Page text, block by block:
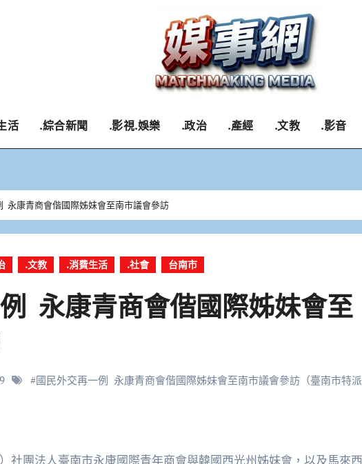
活 .綜合新聞 .影視.娛樂 .政治 .產經 .文教 .影音
永康青商會偕國際姊妹會至南市議會參訪
.文教 .消費生活 .社會 台南市
永康青商會偕國際姊妹會至
#國民外交再一例 永康青商會偕國際姊妹會至南市議會參訪（臺南市特派